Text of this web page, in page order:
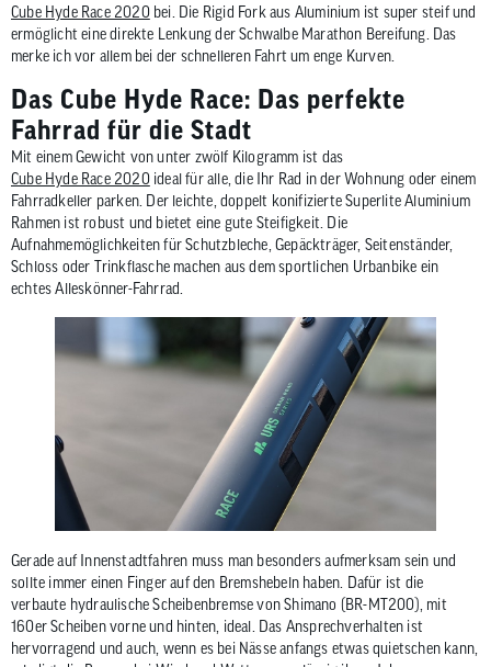
Cube Hyde Race 2020bei. Die Rigid Fork aus Aluminium ist super steif und
ermöglicht eine direkte Lenkung der Schwalbe Marathon Bereifung. Das
merke ich vor allem bei der schnelleren Fahrt um enge Kurven.
Das Cube Hyde Race: Das perfekte
Fahrrad für die Stadt
Mit einem Gewicht von unter zwölf Kilogramm ist das
Cube Hyde Race 2020ideal für alle, die Ihr Rad in der Wohnung oder einem
Fahrradkeller parken. Der leichte, doppelt konifizierte Superlite Aluminium
Rahmen ist robust und bietet eine gute Steifigkeit. Die
Aufnahmemöglichkeiten für Schutzbleche, Gepäckträger, Seitenständer,
Schloss oder Trinkflasche machen aus dem sportlichen Urbanbike ein
echtes Alleskönner-Fahrrad.
Gerade auf Innenstadtfahren muss man besonders aufmerksam sein und
sollte immer einen Finger auf den Bremshebeln haben. Dafür ist die
verbaute hydraulische Scheibenbremse von Shimano (BR-MT200), mit
160er Scheiben vorne und hinten, ideal. Das Ansprechverhalten ist
hervorragend und auch, wenn es bei Nässe anfangs etwas quietschen kann,